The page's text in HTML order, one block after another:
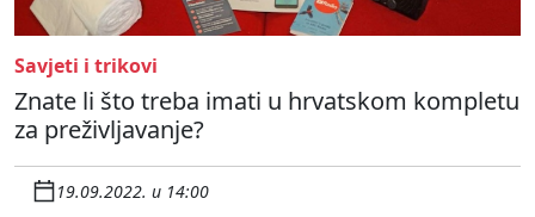
Savjeti i trikovi
Znate li što treba imati u hrvatskom kompletu
za preživljavanje?
19.09.2022. u 14:00